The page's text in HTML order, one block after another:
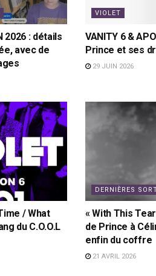
2026 : détails
avec de
VIOLET
VANITY 6 &
Prince et ses
29 JUIN 2026
/ What
du C.O.O.L
DERNIÈRES
« With This
de Prince à
enfin du coffre
21 AVRIL 2026